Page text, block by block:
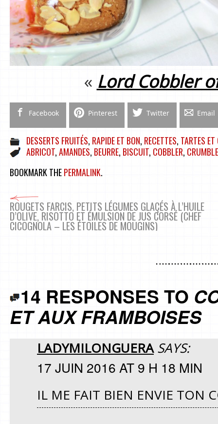
« Lord Cobbler
Facebook Pinterest Twitter Email
DESSERTS FRUITÉS, RAPIDE ET BON, RECETTES, TARTES
ABRICOT,AMANDES, BEURRE, BISCUIT, COBBLER, CRUMBLE
BOOKMARK THEPERMALINK.
ROUGETS FARCIS, PETITS LÉGUMES GLAÇÉS À L’HUILE
D’OLIVE, RISOTTO ET ÉMULSION DE JUS CORSÉ (CHEF
CICOGNOLA – LES ÉTOILES DE MOUGINS)
14 RESPONSES TO
ET AUX FRAMBOISES
LADYMILONGUERA SAYS:
17 JUIN 2016 AT 9 H 18 MIN
IL ME FAIT BIEN ENVIE TON